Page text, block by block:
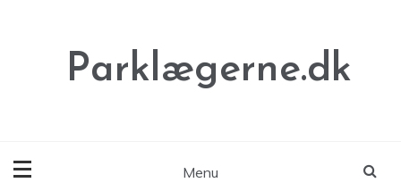
Parklægerne.dk
Menu